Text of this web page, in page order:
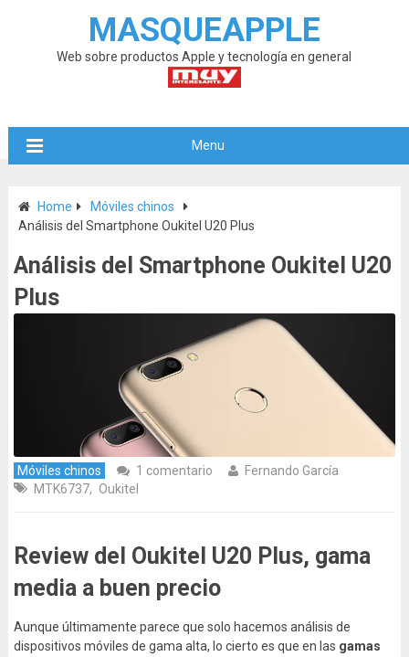
MASQUEAPPLE
Web sobre productos Apple y tecnología en general
Menu
Home
Móviles chinos
Análisis del Smartphone Oukitel U20 Plus
Análisis del Smartphone Oukitel U20
Plus
Móviles chinos 1 comentario
Fernando García
MTK6737, Oukitel
Review del Oukitel U20 Plus, gama
media a buen precio
Aunque últimamente parece que solo hacemos análisis de
dispositivos móviles de gama alta, lo cierto es que en las gamas